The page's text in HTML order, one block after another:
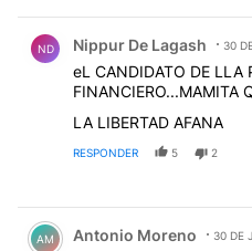
ND Nippur De Lagash 30
eL CANDIDATO DE LLA
FINANCIERO...MAMITA
LA LIBERTAD AFANA
RESPONDER 5 2
Comentario de Antonio
AM Antonio Moreno 30 DE